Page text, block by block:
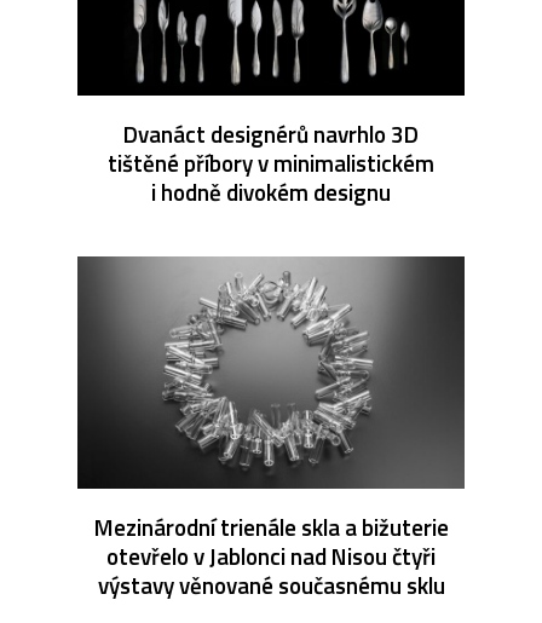
Dvanáct designérů navrhlo 3D
tištěné příbory v minimalistickém
i hodně divokém designu
Mezinárodní trienále skla a bižuterie
otevřelo v Jablonci nad Nisou čtyři
výstavy věnované současnému sklu